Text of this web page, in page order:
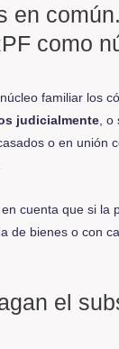
en
como
familiar los
judicialmente, o
o en unión
cuenta que si la
de bienes o con
el